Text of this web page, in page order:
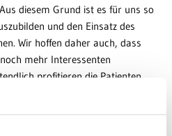
diesem Grund ist es für uns so
und den Einsatz des
Wir hoffen daher auch, dass
mehr Interessenten
profitieren die Patienten